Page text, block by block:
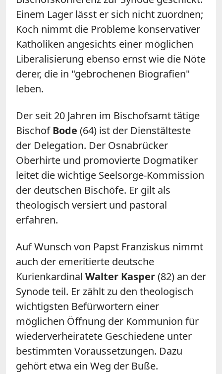
Einem Lager lässt er sich nicht zuordnen;
Koch nimmt die Probleme konservativer
Katholiken angesichts einer möglichen
Liberalisierung ebenso ernst wie die Nöte
derer, die in "gebrochenen Biografien"
leben.
Der seit 20 Jahren im Bischofsamt tätige
BischofBode (64) ist der Dienstälteste
der Delegation. Der Osnabrücker
Oberhirte und promovierte Dogmatiker
leitet die wichtige Seelsorge-Kommission
der deutschen Bischöfe. Er gilt als
theologisch versiert und pastoral
erfahren.
Auf Wunsch von Papst Franziskus nimmt
auch der emeritierte deutsche
Kurienkardinal Walter Kasper(82) an der
Synode teil. Er zählt zu den theologisch
wichtigsten Befürwortern einer
möglichen Öffnung der Kommunion für
wiederverheiratete Geschiedene unter
bestimmten Voraussetzungen. Dazu
gehört etwa ein Weg der Buße.